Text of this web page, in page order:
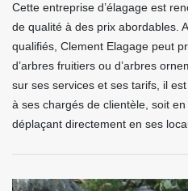
Cette entreprise d’élagage est
de qualité à des prix abordables.
qualifiés, Clement Elagage peut
d’arbres fruitiers ou d’arbres
sur ses services et ses tarifs, il
à ses chargés de clientèle, soit
déplaçant directement en ses